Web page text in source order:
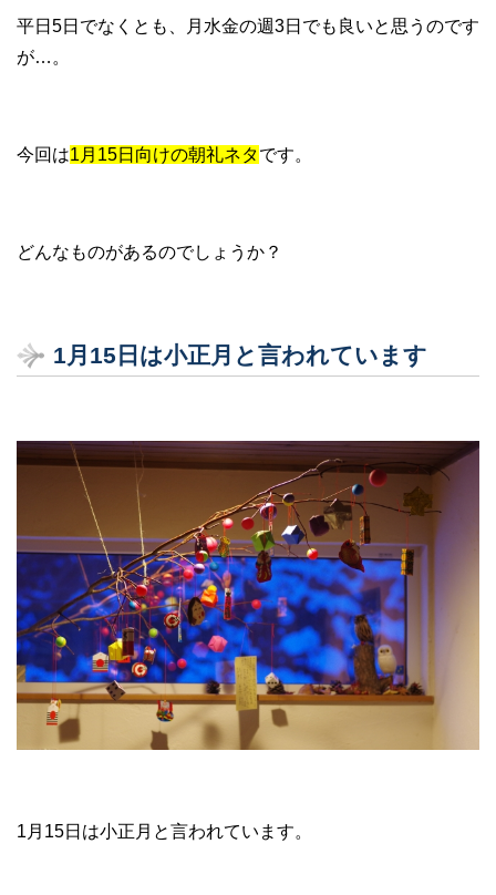
平日5日でなくとも、月水金の週3日でも良いと思うのです
が…。
今回は1月15日向けの朝礼ネタです。
どんなものがあるのでしょうか？
1 月15 日は小正月と言われています
1月15日は小正月と言われています。